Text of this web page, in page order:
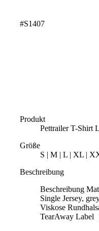
#S1407
Produkt
Pettrailer T-Shirt
Größe
S | M | L | XL |
Beschreibung
Beschreibung
Single Jersey,
Viskose
TearAway Label